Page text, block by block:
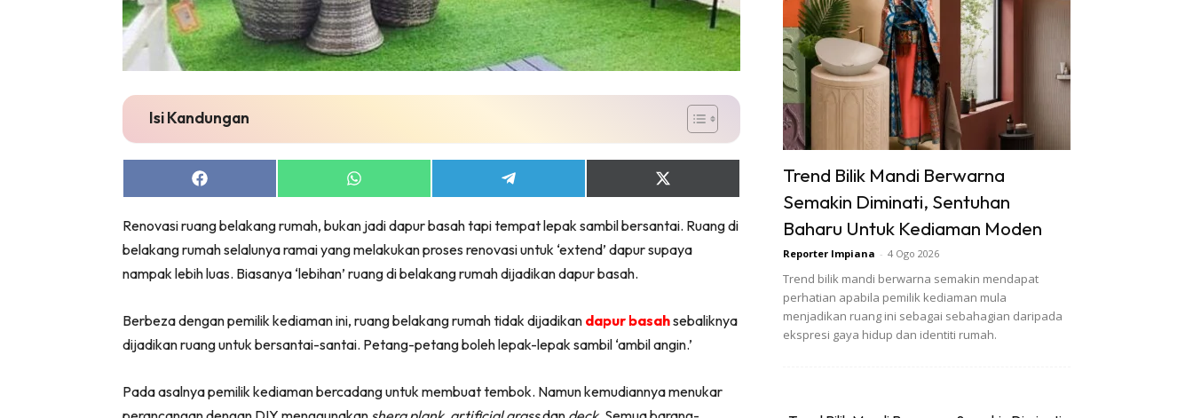
Bilik Air
Bilik Tidur
Dapur
Bilik Tidur
Ruang Tamu
Menarik Lagi
Makeover Ruang Selebriti
Hotel
Kafe
Isi Kandungan
Share
on
Share
on
Share
on
Share
on
(Twitter)
Renovasi ruang belakang rumah, bukan jadi dapur basah tapi tempat lepak sambil bersantai. Ruang di
belakang rumah selalunya ramai yang melakukan proses renovasi untuk ‘extend’ dapur supaya
nampak lebih luas. Biasanya ‘lebihan’ ruang di belakang rumah dijadikan dapur basah.
Berbeza dengan pemilik kediaman ini, ruang belakang rumah tidak dijadikan dapur basahsebaliknya
dijadikan ruang untuk bersantai-santai. Petang-petang boleh lepak-lepak sambil ‘ambil angin.’
Pada asalnya pemilik kediaman bercadang untuk membuat tembok. Namun kemudiannya menukar
Trend Bilik Mandi Berwarna
Semakin Diminati, Sentuhan
Baharu Untuk Kediaman Moden
Reporter Impiana - 4 Ogo 2026
Trend bilik mandi berwarna semakin mendapat
perhatian apabila pemilik kediaman mula
menjadikan ruang ini sebagai sebahagian daripada
ekspresi gaya hidup dan identiti rumah.